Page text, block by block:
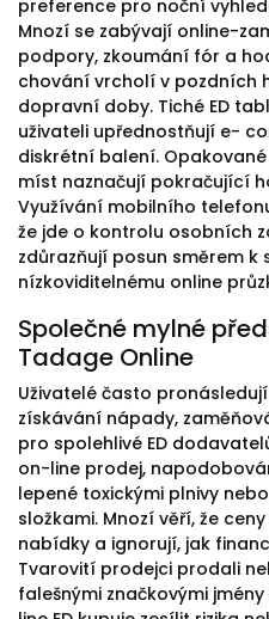
preference pro noční
Mnozí se zabývají online-
podpory, zkoumání fór a
chování vrcholí v pozdních
dopravní doby. Tiché ED
uživateli upřednostňují e-
diskrétní balení.
míst naznačují pokračující
Využívání mobilního
že jde o kontrolu osobních
zdůrazňují posun směrem k
nízkoviditelnému online
Společné mylné
Tadage Online
Uživatelé často
získávání nápady,
pro spolehlivé ED
on-line prodej,
lepené toxickými plnivy
složkami. Mnozí věří, že
nabídky a ignorují, jak
Tvarovití prodejci prodali
falešnými značkovými